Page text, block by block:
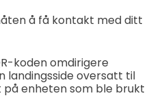
å få kontakt med ditt
koden omdirigere
landingsside oversatt til
enheten som ble brukt